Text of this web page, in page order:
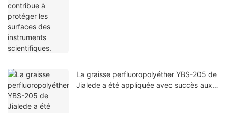
La graisse perfluoropolyéther YBS-205 de
Jialede a été appliquée avec succès aux